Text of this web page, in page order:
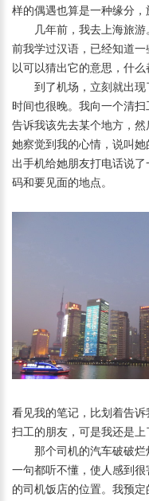
样的偶遇也算是一种缘分，
几年前，我去上海旅游
前我学过汉语，已经知道
以可以猜出它的意思，什么
到了机场，立刻就出现
时间也很晚。我向一个清
告诉我该先去某个地方，然
她察觉到我的心情，说叫
出手机给她朋友打电话说
码和要见面的地点。
看见我的笔记，比划着告
扫工的朋友，可是我还是上
那个司机的汽车破破烂
一句都听不懂，使人感到
的司机饭店的位置。我预